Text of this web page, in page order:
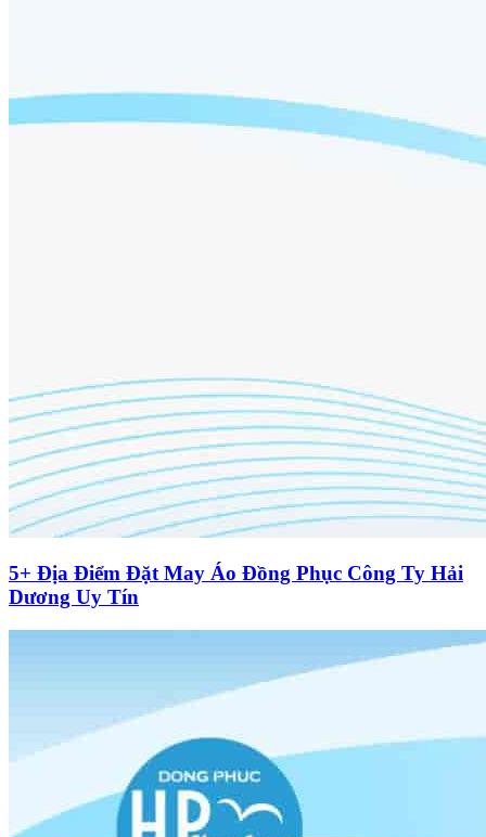
5+ Địa Điểm Đặt May Áo Đồng Phục Công Ty Hải
Dương Uy Tín